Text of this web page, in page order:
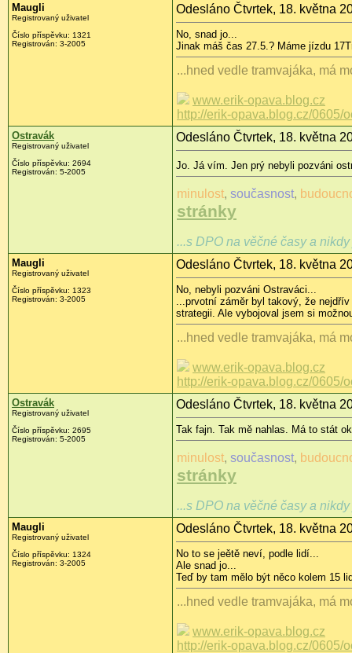
Maugli
Registrovaný uživatel
Číslo příspěvku: 1321
Registrován: 3-2005
Odesláno Čtvrtek, 18. května
No, snad jo...
Jinak máš čas 27.5.? Máme jízdu
...hned vedle tramvajáka, má
www.erik-opava.blog.cz
http://erik-opava.blog.cz/0605/
Ostravák
Registrovaný uživatel
Číslo příspěvku: 2694
Registrován: 5-2005
Odesláno Čtvrtek, 18. května
Jo. Já vím. Jen prý nebyli pozváni
minulost, současnost,
stránky
...s DPO na věčné časy a
Maugli
Registrovaný uživatel
Číslo příspěvku: 1323
Registrován: 3-2005
Odesláno Čtvrtek, 18. května
No, nebyli pozváni Ostraváci...
...prvotní záměr byl takový, že
strategii. Ale vybojoval jsem si
...hned vedle tramvajáka, má
www.erik-opava.blog.cz
http://erik-opava.blog.cz/0605/
Ostravák
Registrovaný uživatel
Číslo příspěvku: 2695
Registrován: 5-2005
Odesláno Čtvrtek, 18. května
Tak fajn. Tak mě nahlas. Má to stát
minulost, současnost,
stránky
...s DPO na věčné časy a
Maugli
Registrovaný uživatel
Číslo příspěvku: 1324
Registrován: 3-2005
Odesláno Čtvrtek, 18. května
No to se jeětě neví, podle lidí...
Ale snad jo...
Teď by tam mělo být něco kolem 15
...hned vedle tramvajáka, má
www.erik-opava.blog.cz
http://erik-opava.blog.cz/0605/